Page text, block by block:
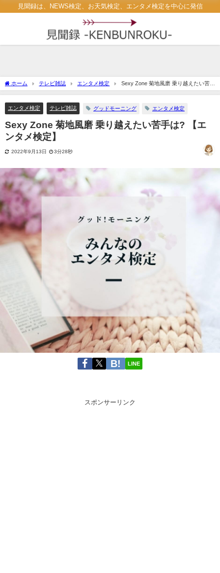
見聞録は、NEWS検定、お天気検定、エンタメ検定を中心に発信
ホーム テレビ雑誌 エンタメ検定
Sexy Zone 菊地風磨 乗り越えたい苦手
は? 【エンタメ検定】
エンタメ検定 テレビ雑誌 グッドモーニング エンタメ検定
Sexy Zone 菊地風磨 乗り越えたい苦手は? 【エ
ンタメ検定】
2022年9月13日 3分28秒
LINE
スポンサーリンク